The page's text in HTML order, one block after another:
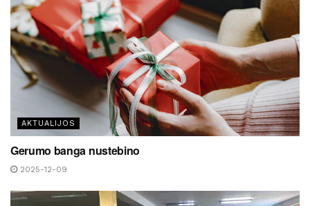
AKTUALIJOS
Gerumo banga nustebino
2025-12-09